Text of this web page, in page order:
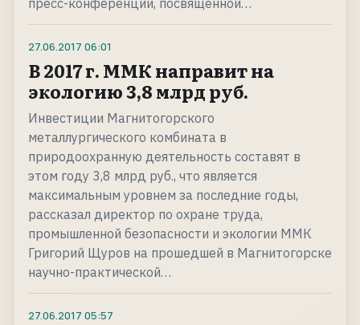
пресс-конференции, посвященной…
27.06.2017 06:01
В 2017 г. ММК направит на
экологию 3,8 млрд руб.
Инвестиции Магнитогорского
металлургического комбината в
природоохранную деятельность составят в
этом году 3,8 млрд руб., что является
максимальным уровнем за последние годы,
рассказал директор по охране труда,
промышленной безопасности и экологии ММК
Григорий Щуров на прошедшей в Магнитогорске
научно-практической…
27.06.2017 05:57